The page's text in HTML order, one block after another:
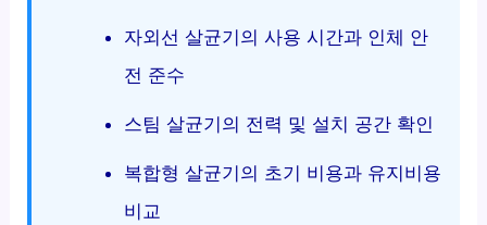
자외선 살균기의 사용 시간과 인체 안
전 준수
스팀 살균기의 전력 및 설치 공간 확인
복합형 살균기의 초기 비용과 유지비용
비교